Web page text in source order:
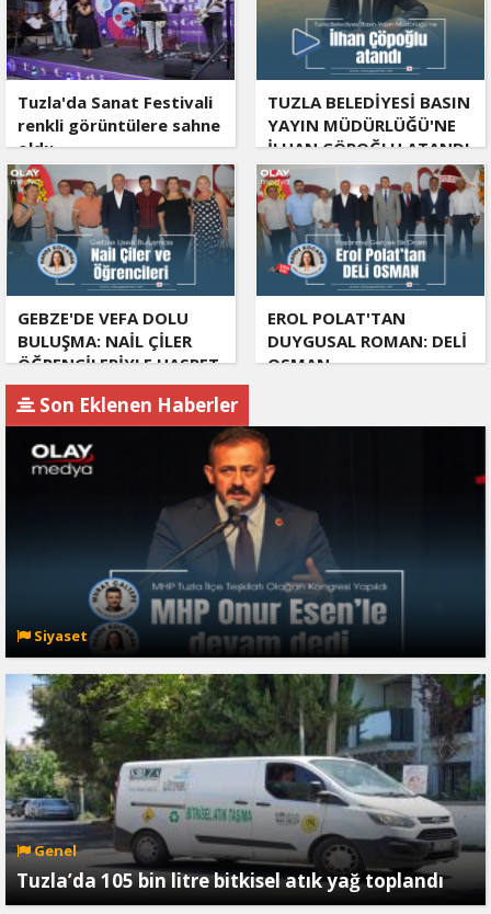
Tuzla'da Sanat Festivali
renkli görüntülere sahne
oldu
TUZLA BELEDİYESİ BASIN
YAYIN MÜDÜRLÜĞÜ'NE
İLHAN ÇÖPOĞLU ATANDI
GEBZE'DE VEFA DOLU
BULUŞMA: NAİL ÇİLER
ÖĞRENCİLERİYLE HASRET
GİDERDİ
EROL POLAT'TAN
DUYGUSAL ROMAN: DELİ
OSMAN
Son Eklenen Haberler
Siyaset
Genel
Tuzla’da 105 bin litre bitkisel atık yağ toplandı